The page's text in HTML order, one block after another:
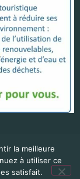
la meilleure
à utiliser ce
satisfait.